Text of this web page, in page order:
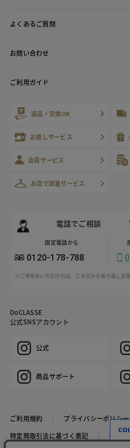
よくあるご質問
お問い合わせ
ご利用ガイド
返品・交換OK
お直しサービス
会員サービス
お店で試着サービス
電話でご相談
固定電話から
0120-178-788
※ご申告をいただければ、こちらから折り返しお
DoCLASSE
公式SNSアカウント
公式
商品サポート
ご利用規約
プライバシーポリシー
特定商取引法に基づく表記
推奨